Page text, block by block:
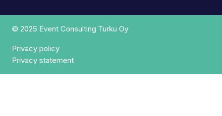
© 2025 Event Consulting Turku Oy
Privacy policy
Privacy statement